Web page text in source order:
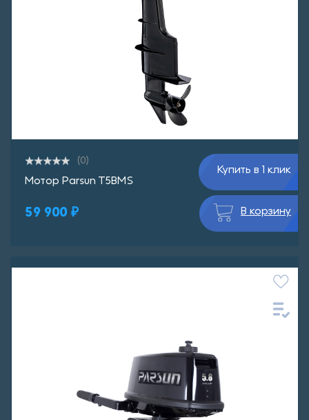
(0)
Мотор Parsun T5BMS
59 900 ₽
Купить в 1 клик
В корзину